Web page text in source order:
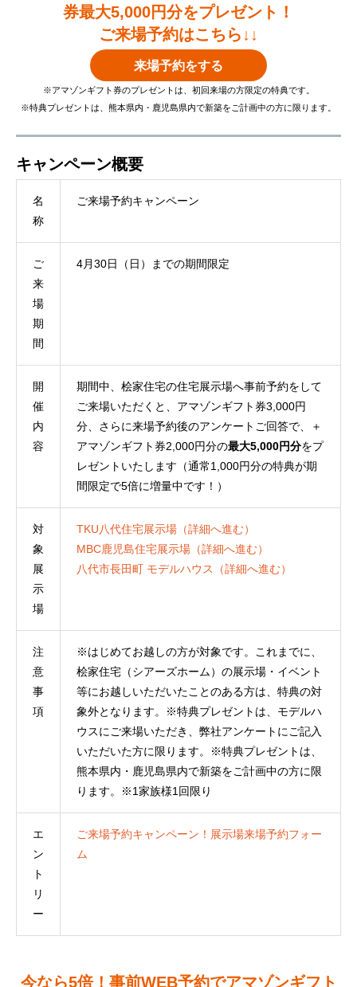
券最大5,000円分をプレゼント！
ご来場予約はこちら↓↓
来場予約をする
※アマゾンギフト券のプレゼントは、初回来場の方限定の特典です。
※特典プレゼントは、熊本県内・鹿児島県内で新築をご計画中の方に限ります。
キャンペーン概要
名
称
ご来場予約キャンペーン
ご
来
場
期
間
4月30日（日）までの期間限定
開
催
内
容
期間中、桧家住宅の住宅展示場へ事前予約をして
ご来場いただくと、アマゾンギフト券3,000円
分、さらに来場予約後のアンケートご回答で、＋
アマゾンギフト券2,000円分の最大5,000円分をプ
レゼントいたします（通常1,000円分の特典が期
間限定で5倍に増量中です！）
対
象
展
示
場
TKU八代住宅展示場（詳細へ進む）
MBC鹿児島住宅展示場（詳細へ進む）
八代市長田町 モデルハウス（詳細へ進む）
注
意
事
項
※はじめてお越しの方が対象です。これまでに、
桧家住宅（シアーズホーム）の展示場・イベント
等にお越しいただいたことのある方は、特典の対
象外となります。※特典プレゼントは、モデルハ
ウスにご来場いただき、弊社アンケートにご記入
いただいた方に限ります。※特典プレゼントは、
熊本県内・鹿児島県内で新築をご計画中の方に限
ります。※1家族様1回限り
エ
ン
ト
リ
ー
ご来場予約キャンペーン！展示場来場予約フォー
ム
今なら5倍！事前WEB予約でアマゾンギフト